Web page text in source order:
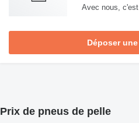
Avec nous,
Déposer
Prix de pneus de pelle